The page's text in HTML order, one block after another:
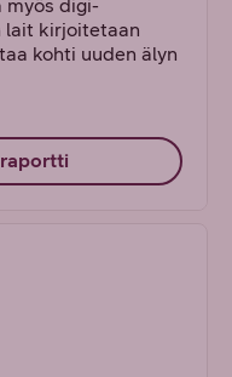
myös digi-
lait kirjoitetaan
kohti uuden älyn